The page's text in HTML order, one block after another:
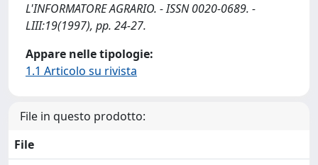
L'INFORMATORE AGRARIO. - ISSN 0020-0689. -
LIII:19(1997), pp. 24-27.
Appare nelle tipologie:
1.1 Articolo su rivista
File in questo prodotto:
File